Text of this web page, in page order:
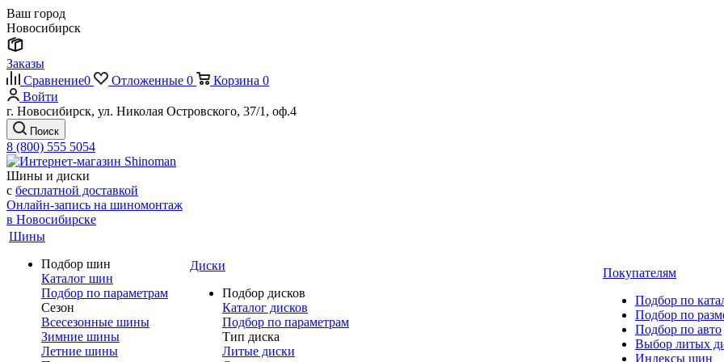
Ваш город
Новосибирск
Заказы
Сравнение0 Отложенные 0 Корзина 0
Войти
г. Новосибирск, ул. Николая Островского, 37/1, оф.4
Поиск
8 (800) 555 5054
Шины и диски
с бесплатной доставкой
Онлайн-запись на шиномонтаж
в Новосибирске
Шины
Подбор шин
Каталог шин
Подбор по параметрам
Сезон
Всесезонные шины
Зимние шины
Летние шины
Диски
Подбор дисков
Каталог дисков
Подбор по параметрам
Тип диска
Литые диски
Покупателям
Подбор по
Подбор по
Подбор по авто
Выбор литых
Индексы шин